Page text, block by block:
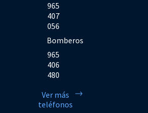
965
407
056
Bomberos
965
406
480
Ver más
teléfonos